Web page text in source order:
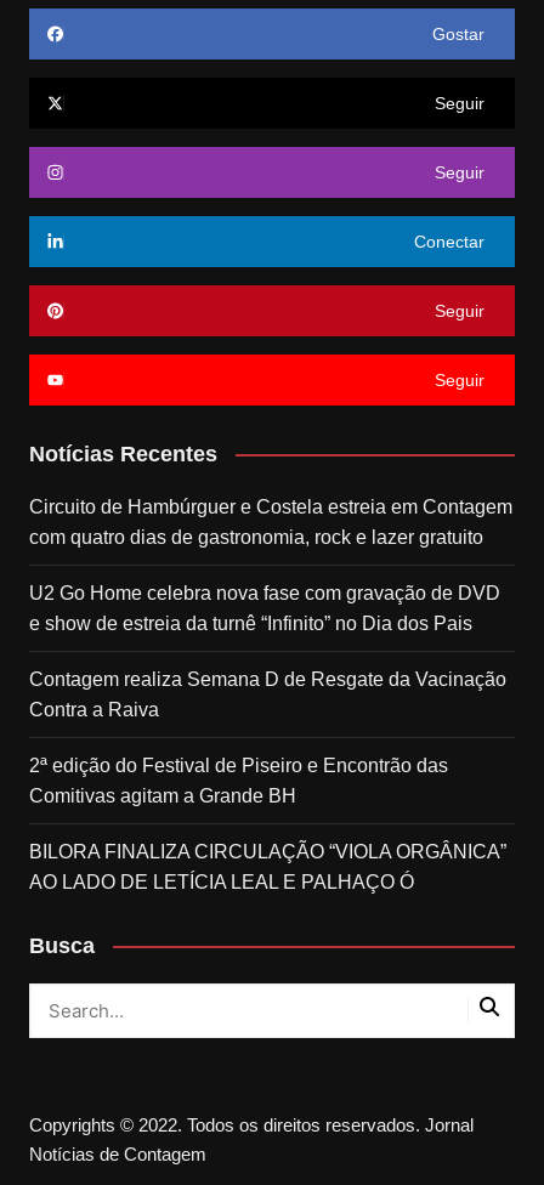
Gostar
Seguir
Seguir
Conectar
Seguir
Seguir
Notícias Recentes
Circuito de Hambúrguer e Costela estreia em Contagem
com quatro dias de gastronomia, rock e lazer gratuito
U2 Go Home celebra nova fase com gravação de DVD
e show de estreia da turnê “Infinito” no Dia dos Pais
Contagem realiza Semana D de Resgate da Vacinação
Contra a Raiva
2ª edição do Festival de Piseiro e Encontrão das
Comitivas agitam a Grande BH
BILORA FINALIZA CIRCULAÇÃO “VIOLA ORGÂNICA”
AO LADO DE LETÍCIA LEAL E PALHAÇO Ó
Busca
Copyrights © 2022. Todos os direitos reservados. Jornal
Notícias de Contagem